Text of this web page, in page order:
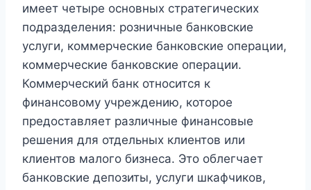
имеет четыре основных стратегических
подразделения: розничные банковские
услуги, коммерческие банковские операции,
коммерческие банковские операции.
Коммерческий банк относится к
финансовому учреждению, которое
предоставляет различные финансовые
решения для отдельных клиентов или
клиентов малого бизнеса. Это облегчает
банковские депозиты, услуги шкафчиков,